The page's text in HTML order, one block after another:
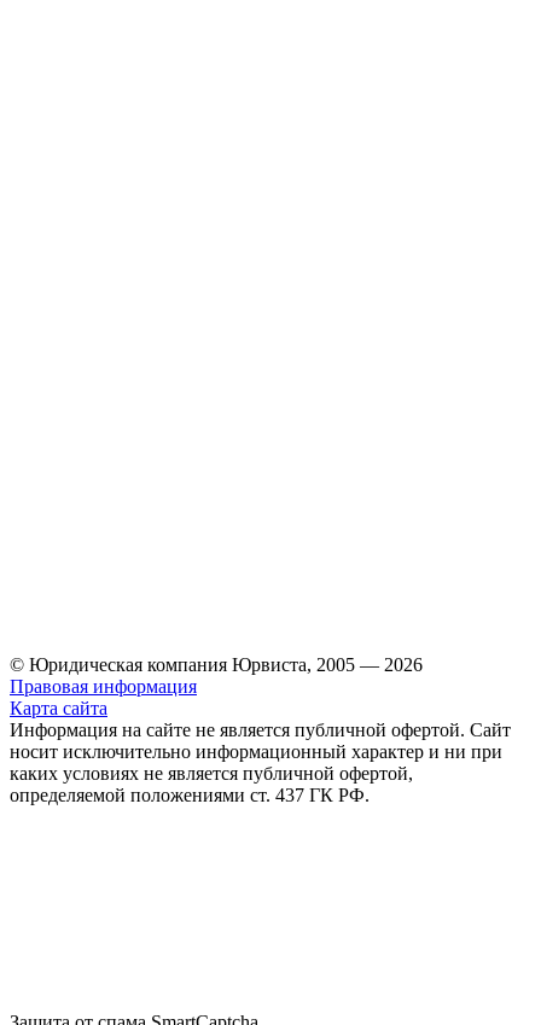
© Юридическая компания Юрвиста, 2005 — 2026
Правовая информация
Карта сайта
Информация на сайте не является публичной офертой. Cайт
носит исключительно информационный характер и ни при
каких условиях не является публичной офертой,
определяемой положениями ст. 437 ГК РФ.